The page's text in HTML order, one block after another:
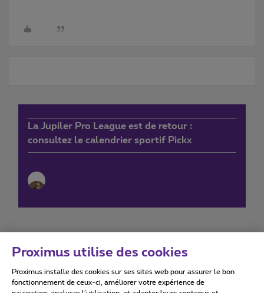
La Jupiler Pro League est de retour :
consultez le calendrier sportif Pickx
Conditions d'utilisation Accessibility statement
Proximus utilise des cookies
Proximus installe des cookies sur ses sites web pour assurer le bon
fonctionnement de ceux-ci, améliorer votre expérience de